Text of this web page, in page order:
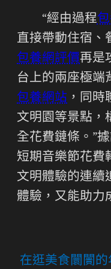
“經由過程
直接帶動住宿、
包養網評價再是
台上的兩座極端
包養網站 ，同
文明園等景點，
全花費鏈條。”
短期音樂節花費
文明體驗的連續
體驗，又能助力
在逛美食闤闠